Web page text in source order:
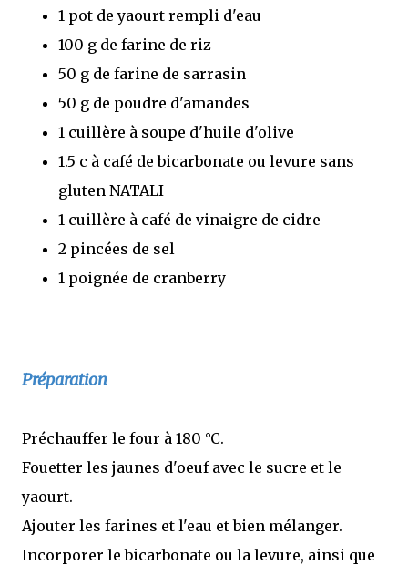
1 pot de yaourt rempli d'eau
100 g de farine de riz
50 g de farine de sarrasin
50 g de poudre d'amandes
1 cuillère à soupe d'huile d'olive
1.5 c à café de bicarbonate ou levure sans
gluten NATALI
1 cuillère à café de vinaigre de cidre
2 pincées de sel
1 poignée de cranberry
Préparation
Préchauffer le four à 180 °C.
Fouetter les jaunes d'oeuf avec le sucre et le
yaourt.
Ajouter les farines et l'eau et bien mélanger.
Incorporer le bicarbonate ou la levure, ainsi que